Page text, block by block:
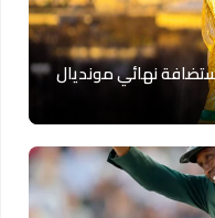
نهائي مونديال